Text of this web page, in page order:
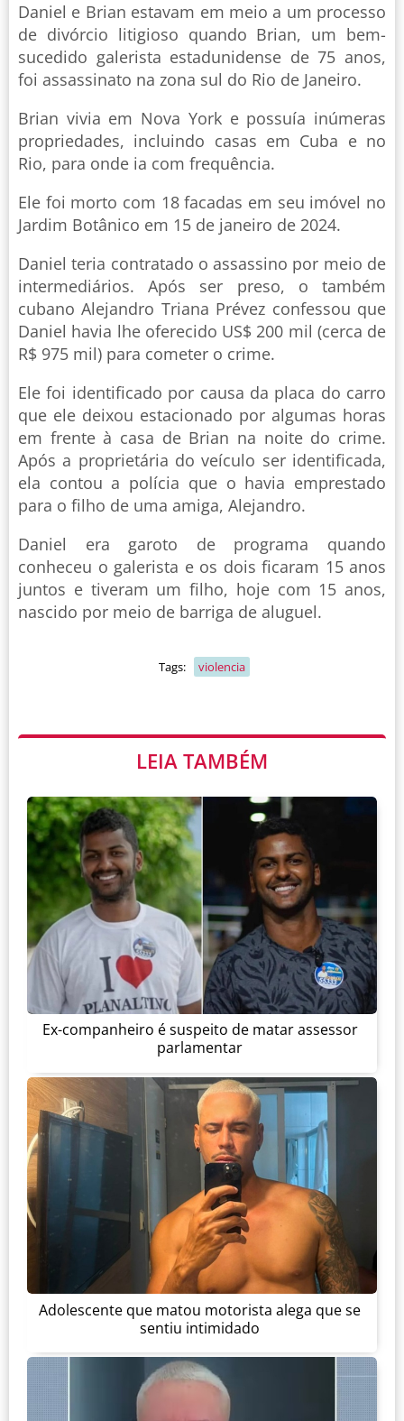
Daniel e Brian estavam em meio a um processo
de divórcio litigioso quando Brian, um bem-
sucedido galerista estadunidense de 75 anos,
foi assassinato na zona sul do Rio de Janeiro.
Brian vivia em Nova York e possuía inúmeras
propriedades, incluindo casas em Cuba e no
Rio, para onde ia com frequência.
Ele foi morto com 18 facadas em seu imóvel no
Jardim Botânico em 15 de janeiro de 2024.
Daniel teria contratado o assassino por meio de
intermediários. Após ser preso, o também
cubano Alejandro Triana Prévez confessou que
Daniel havia lhe oferecido US$ 200 mil (cerca de
R$ 975 mil) para cometer o crime.
Ele foi identificado por causa da placa do carro
que ele deixou estacionado por algumas horas
em frente à casa de Brian na noite do crime.
Após a proprietária do veículo ser identificada,
ela contou a polícia que o havia emprestado
para o filho de uma amiga, Alejandro.
Daniel era garoto de programa quando
conheceu o galerista e os dois ficaram 15 anos
juntos e tiveram um filho, hoje com 15 anos,
nascido por meio de barriga de aluguel.
Tags: violencia
LEIA TAMBÉM
Ex-companheiro é suspeito de matar assessor
parlamentar
Adolescente que matou motorista alega que se
sentiu intimidado